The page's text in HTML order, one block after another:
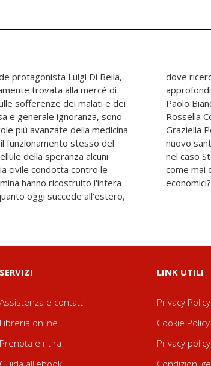
protagonista Luigi Di Bella,
trovata alla mercé di
sofferenze dei malati e dei
e generale ignoranza, sono
più avanzate della medicina
funzionamento stesso del
della speranza alcuni
civile condotta contro le
hanno ricostruito l'intera
oggi succede all'estero,
sono impegnate ad
staminali. Contributi di
Cattaneo, Gilberto Corbellini,
De Luca, Valentina Mantua,
staminali sono diventate il
cosa è successo davvero
e Marino Andolina, e
consistenti interessi
economici?
SERVIZI
Assistenza e contatti
Libreria online
Prenota e ritira
Guida all'ebook
LINK UTILI
Privacy Policy
Cookie Policy
Privacy
Condizioni